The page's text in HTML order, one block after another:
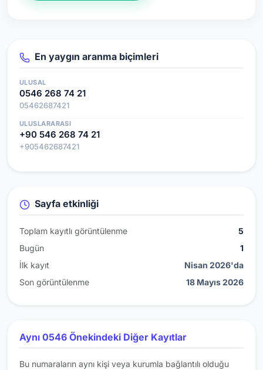
En yaygın aranma biçimleri
ULUSAL
0546 268 74 21
05462687421
ULUSLARARASI
+90 546 268 74 21
+905462687421
Sayfa etkinliği
Toplam kayıtlı görüntülenme
5
Bugün
1
İlk kayıt
Nisan 2026'da
Son görüntülenme
18 Mayıs 2026
Aynı 0546 Önekindeki Diğer Kayıtlar
Bu numaraların aynı kişi veya kurumla bağlantılı olduğu